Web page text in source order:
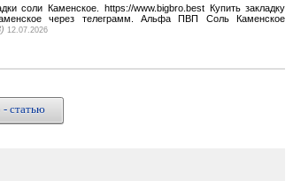
соли Каменское. https://www.bigbro.best Купить закладку
через телеграмм. Альфа ПВП Соль Каменское
12.07.2026
- статью